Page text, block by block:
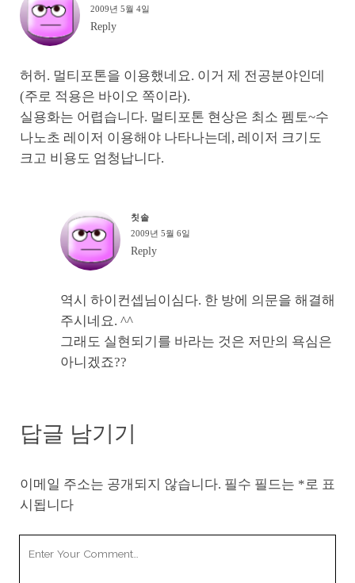
2009년 5월 4일
Reply
허허. 멀티포톤을 이용했네요. 이거 제 전공분야인데
(주로 적용은 바이오 쪽이라).
실용화는 어렵습니다. 멀티포톤 현상은 최소 펨토~수
나노초 레이저 이용해야 나타나는데, 레이저 크기도
크고 비용도 엄청납니다.
칫솔
2009년 5월 6일
Reply
역시 하이컨셉님이심다. 한 방에 의문을 해결해
주시네요. ^^
그래도 실현되기를 바라는 것은 저만의 욕심은
아니겠죠??
답글 남기기
이메일 주소는 공개되지 않습니다. 필수 필드는 *로 표
시됩니다